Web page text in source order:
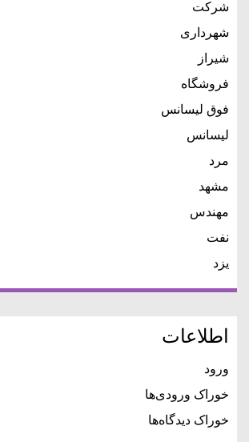
شرکت
شهرداری
شیراز
فروشگاه
فوق لیسانس
لیسانس
مرد
مشهد
مهندس
نفت
یزد
اطلاعات
ورود
خوراک ورودی‌ها
خوراک دیدگاه‌ها